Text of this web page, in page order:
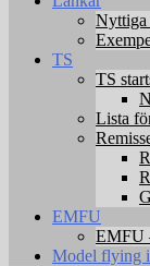
Nyttiga
TS
TS
Lista
EMFU
EMFU
Model flying